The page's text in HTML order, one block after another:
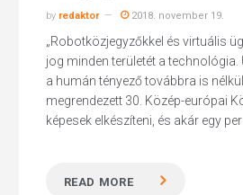
by redaktor 2018. november 19.
„Robotközjegyzőkkel és virtuális
jog minden területét a
a humán tényező továbbra is
megrendezett 30. Közép-európai
képesek elkészíteni, és akár egy
READ MORE